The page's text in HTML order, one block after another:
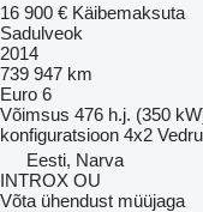
16 900 € Käibemaksuta
Sadulveok
2014
739 947 km
Euro 6
Võimsus 476 h.j. (350
konfiguratsioon 4x2
Eesti, Narva
INTROX OU
Võta ühendust müüjaga